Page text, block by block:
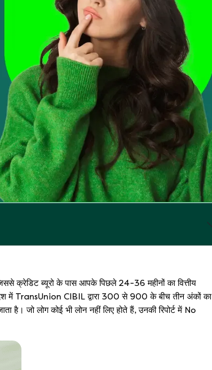
क्रेडिट ब्यूरो के पास आपके पिछले 24-36 महीनों का वित्तीय
देश में TransUnion CIBIL द्वारा 300 से 900 के बीच तीन अंकों का
है। जो लोग कोई भी लोन नहीं लिए होते हैं, उनकी रिपोर्ट में No